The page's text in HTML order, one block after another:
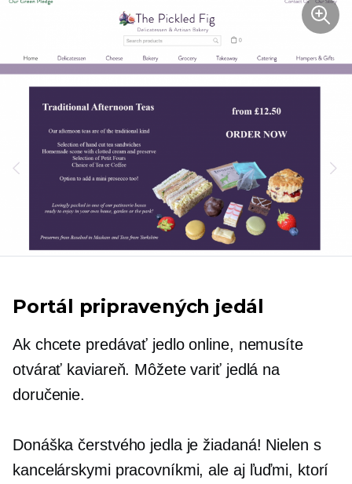
Portál pripravených jedál
Ak chcete predávať jedlo online, nemusíte
otvárať kaviareň. Môžete variť jedlá na
doručenie.
Donáška čerstvého jedla je žiadaná! Nielen s
kancelárskymi pracovníkmi, ale aj ľuďmi, ktorí